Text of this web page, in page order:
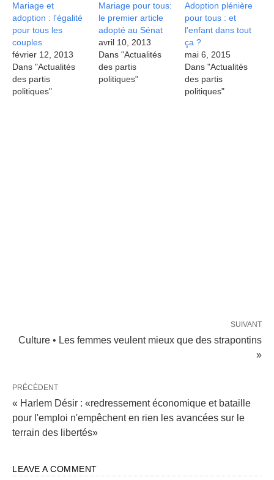
Mariage et
adoption : l'égalité
pour tous les
couples
février 12, 2013
Dans "Actualités
des partis
politiques"
Mariage pour tous:
le premier article
adopté au Sénat
avril 10, 2013
Dans "Actualités
des partis
politiques"
Adoption plénière
pour tous : et
l'enfant dans tout
ça ?
mai 6, 2015
Dans "Actualités
des partis
politiques"
SUIVANT
Culture • Les femmes veulent mieux que des strapontins
»
PRÉCÉDENT
« Harlem Désir : «redressement économique et bataille
pour l'emploi n'empêchent en rien les avancées sur le
terrain des libertés»
LEAVE A COMMENT